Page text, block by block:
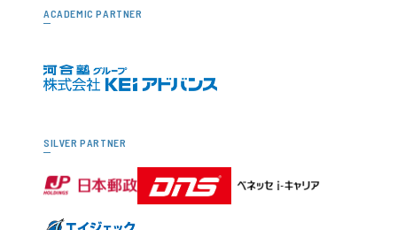
ACADEMIC PARTNER
SILVER PARTNER